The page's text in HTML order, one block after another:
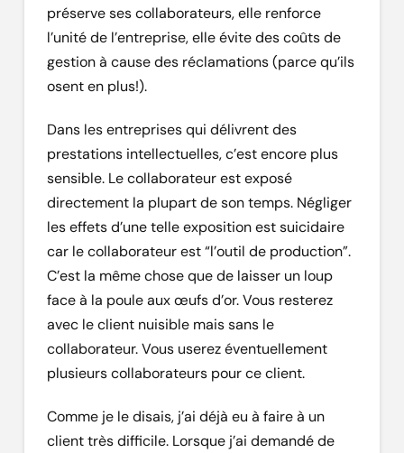
préserve ses collaborateurs, elle renforce
l’unité de l’entreprise, elle évite des coûts de
gestion à cause des réclamations (parce qu’ils
osent en plus!).
Dans les entreprises qui délivrent des
prestations intellectuelles, c’est encore plus
sensible. Le collaborateur est exposé
directement la plupart de son temps. Négliger
les effets d’une telle exposition est suicidaire
car le collaborateur est “l’outil de production”.
C’est la même chose que de laisser un loup
face à la poule aux œufs d’or. Vous resterez
avec le client nuisible mais sans le
collaborateur. Vous userez éventuellement
plusieurs collaborateurs pour ce client.
Comme je le disais, j’ai déjà eu à faire à un
client très difficile. Lorsque j’ai demandé de